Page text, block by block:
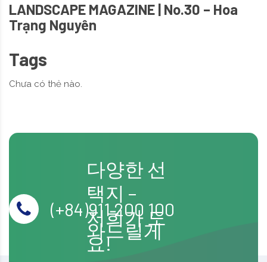
LANDSCAPE MAGAZINE | No.30 – Hoa
Trạng Nguyên
Tags
Chưa có thẻ nào.
다양한 선
택지 –
저희가 도
와드릴게
요!
(+84)911 200 100